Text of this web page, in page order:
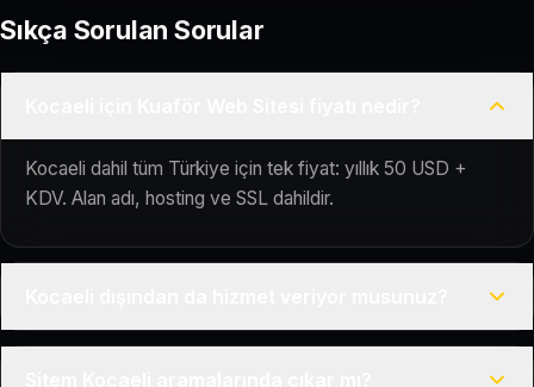
Sıkça Sorulan Sorular
Kocaeli dahil tüm Türkiye için tek fiyat: yıllık 50 USD +
KDV. Alan adı, hosting ve SSL dahildir.